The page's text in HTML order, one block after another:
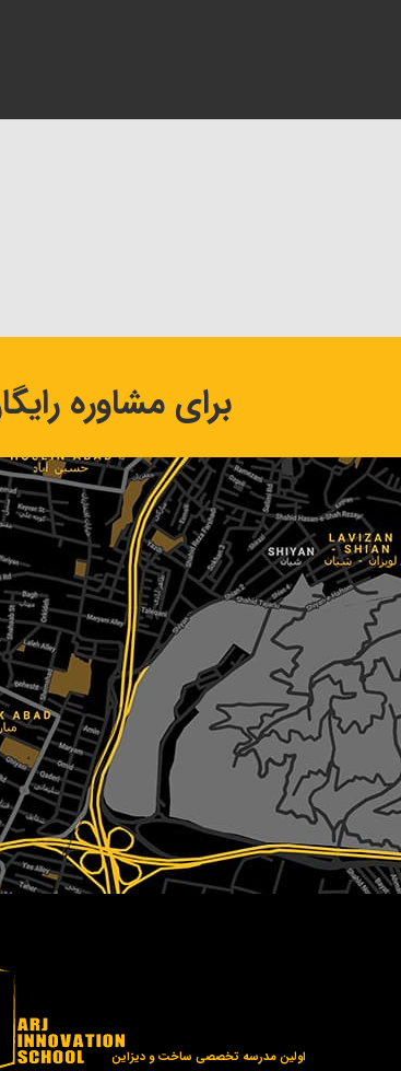
برای مشاوره
اولین مدرسه تخصصی ساخت و دیزاین